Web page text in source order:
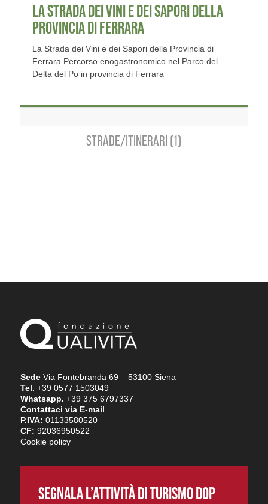
LA STRADA DEI VINI E DEI SAPORI DELLA
PROVINCIA DI FERRARA
La Strada dei Vini e dei Sapori della Provincia di
Ferrara Percorso enogastronomico nel Parco del
Delta del Po in provincia di Ferrara
STRADE/ITINERARI (1)
SedeVia Fontebranda 69 – 53100 Siena
Tel. +39 0577 1503049
Whatsapp. +39 375 6797337
Contattaci via E-mail
P.IVA: 01133580520
CF: 92036950522
Cookie policy
SEGNALA L’ATTIVITÀ DI TURISMO DOP